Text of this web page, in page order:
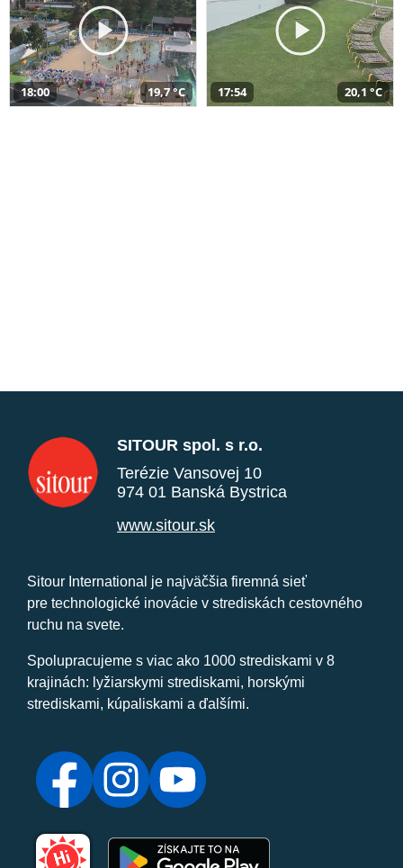
18:00 19,7 °C 17:54 20,1 °C
SITOUR spol. s r.o.
Terézie Vansovej 10
974 01 Banská Bystrica
www.sitour.sk
Sitour International je najväčšia firemná sieť
pre technologické inovácie v strediskách cestovného
ruchu na svete.
Spolupracujeme s viac ako 1000 strediskami v 8
krajinách: lyžiarskymi strediskami, horskými
strediskami, kúpaliskami a ďalšími.